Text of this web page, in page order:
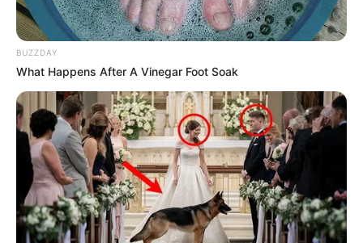
BUZZDAY
What Happens After A Vinegar Foot Soak